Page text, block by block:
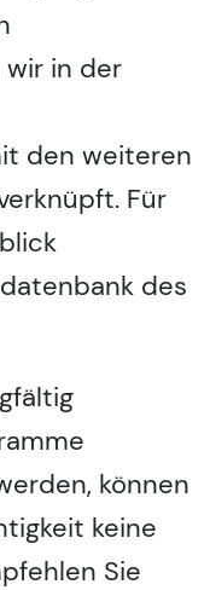
in der
den weiteren
Für
des
können
keine
Sie